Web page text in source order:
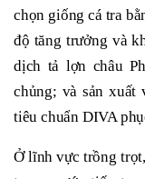
chọn giống cá tra
độ tăng trưởng và
dịch tả lợn châu
chủng; và sản xuất
tiêu chuẩn DIVA
Ở lĩnh vực trồng